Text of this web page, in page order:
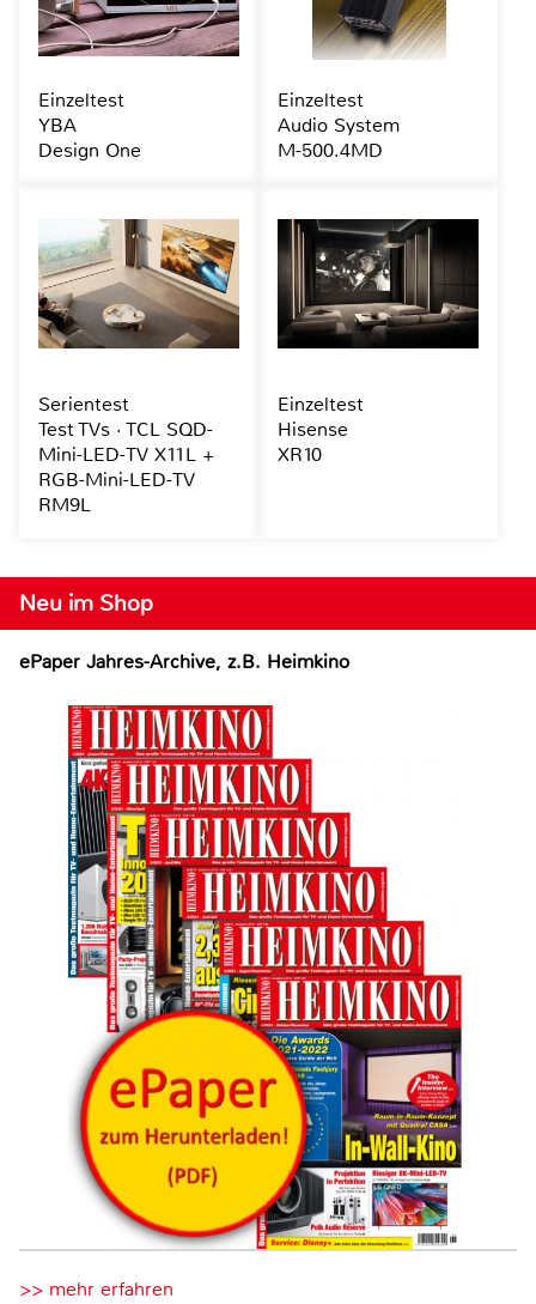
Neu im Shop
ePaper Jahres-Archive, z.B. Heimkino
>> mehr erfahren
Einzeltest
YBA
Design One
Einzeltest
Audio System
M-500.4MD
Serientest
Test TVs · TCL SQD-
Mini-LED-TV X11L +
RGB-Mini-LED-TV
RM9L
Einzeltest
Hisense
XR10